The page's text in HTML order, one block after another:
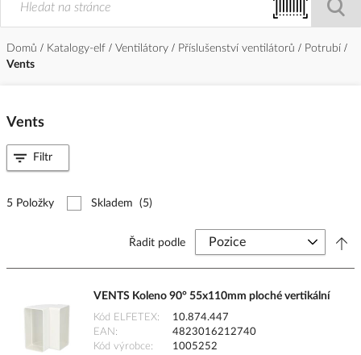
Domů Katalogy-elf Ventilátory Příslušenství ventilátorů
Potrubí
Vents
Vents
5 Položky Skladem (5)
Řadit podle
VENTS Koleno 90° 55x110mm ploché vertikální
Kód ELFETEX
10.874.447
EAN
4823016212740
Kód výrobce
1005252
Filtr